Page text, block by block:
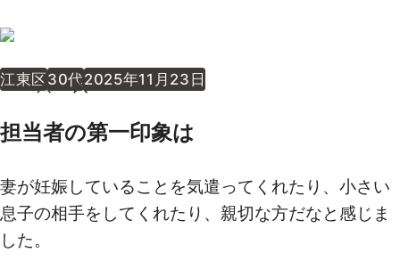
江東区30代2025年11月23日
担当者の第一印象は
妻が妊娠していることを気遣ってくれたり、小さい
息子の相手をしてくれたり、親切な方だなと感じま
した。